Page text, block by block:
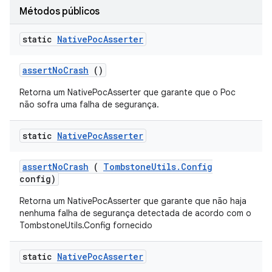
Métodos públicos
static NativePocAsserter
assertNoCrash ()
Retorna um NativePocAsserter que garante que o Poc
não sofra uma falha de segurança.
static NativePocAsserter
assertNoCrash ( TombstoneUtils. Config
config)
Retorna um NativePocAsserter que garante que não haja
nenhuma falha de segurança detectada de acordo com o
TombstoneUtils.Config fornecido
static NativePocAsserter